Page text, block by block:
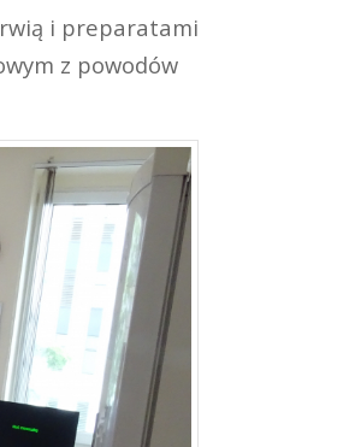
i preparatami
z powodów